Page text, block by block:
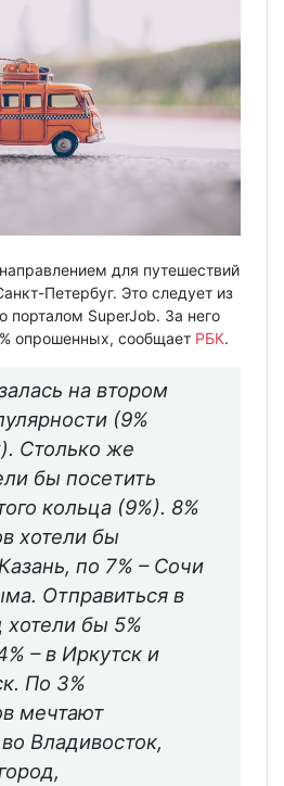
для путешествий
Петербуг. Это следует из
порталом SuperJob. За него
опрошенных, сообщает РБК.
на втором
(9%
Столько же
бы посетить
кольца (9%). 8%
хотели бы
по 7% – Сочи
Отправиться в
хотели бы 5%
– в Иркутск и
По 3%
мечтают
Владивосток,